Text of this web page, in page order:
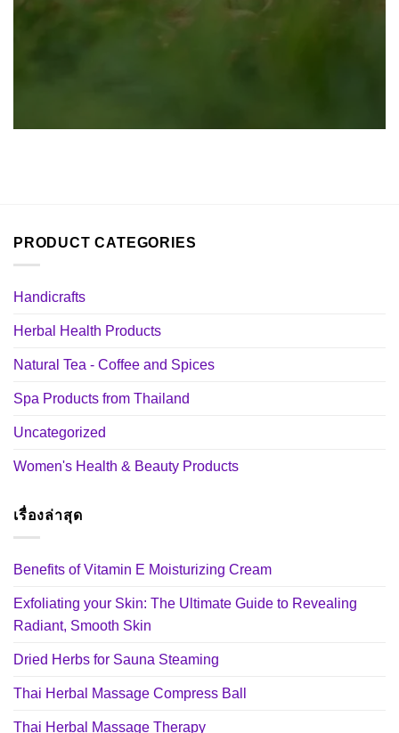
PRODUCT CATEGORIES
Handicrafts
Herbal Health Products
Natural Tea - Coffee and Spices
Spa Products from Thailand
Uncategorized
Women's Health & Beauty Products
เรื่องล่าสุด
Benefits of Vitamin E Moisturizing Cream
Exfoliating your Skin: The Ultimate Guide to Revealing
Radiant, Smooth Skin
Dried Herbs for Sauna Steaming
Thai Herbal Massage Compress Ball
Thai Herbal Massage Therapy